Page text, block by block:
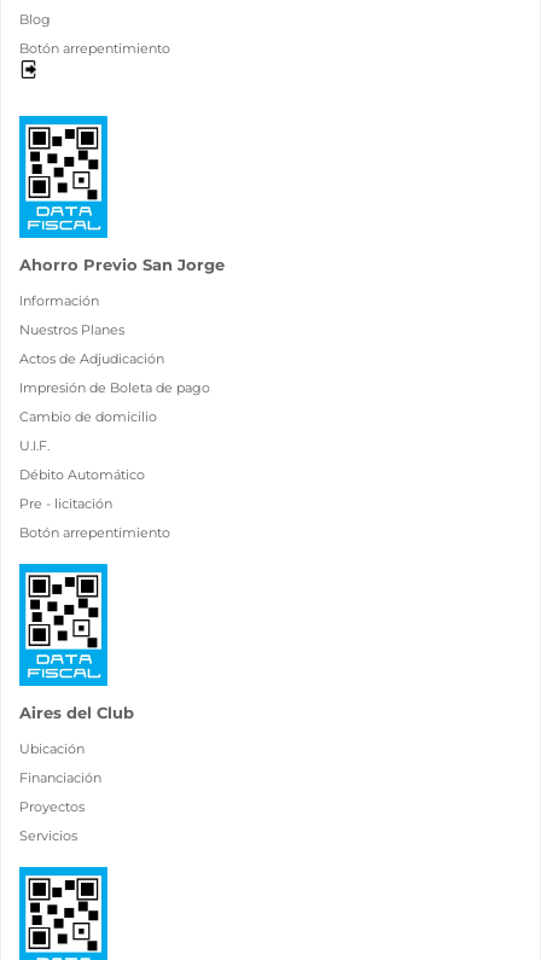
Blog
Botón arrepentimiento
Ahorro Previo San Jorge
Información
Nuestros Planes
Actos de Adjudicación
Impresión de Boleta de pago
Cambio de domicilio
U.I.F.
Débito Automático
Pre - licitación
Botón arrepentimiento
Aires del Club
Ubicación
Financiación
Proyectos
Servicios